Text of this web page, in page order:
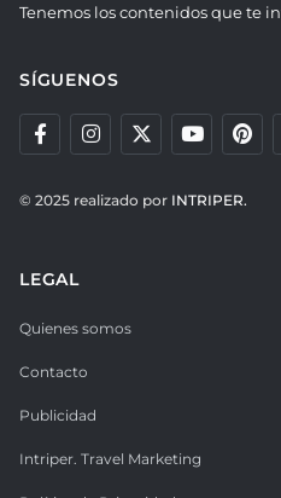
Tenemos los contenidos que te
SÍGUENOS
© 2025 realizado por INTRIPER.
LEGAL
Quienes somos
Contacto
Publicidad
Intriper. Travel Marketing